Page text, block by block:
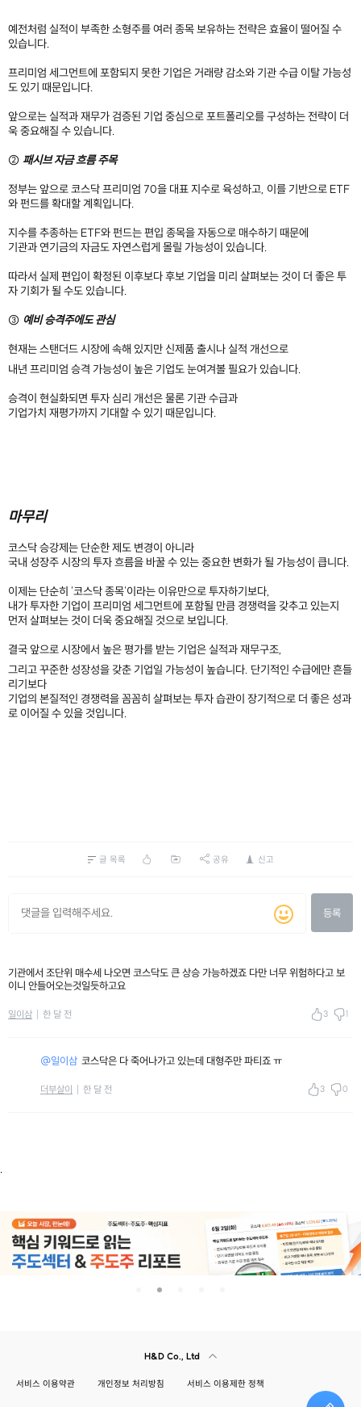
예전처럼 실적이 부족한 소형주를 여러 종목 보유하는 전략은 효율이 떨어질 수
있습니다.
프리미엄 세그먼트에 포함되지 못한 기업은 거래량 감소와 기관 수급 이탈 가능성
도 있기 때문입니다.
앞으로는 실적과 재무가 검증된 기업 중심으로 포트폴리오를 구성하는 전략이 더
욱 중요해질 수 있습니다.
② 패시브 자금 흐름 주목
정부는 앞으로 코스닥 프리미엄 70을 대표 지수로 육성하고, 이를 기반으로 ETF
와 펀드를 확대할 계획입니다.
지수를 추종하는 ETF와 펀드는 편입 종목을 자동으로 매수하기 때문에
기관과 연기금의 자금도 자연스럽게 몰릴 가능성이 있습니다.
따라서 실제 편입이 확정된 이후보다 후보 기업을 미리 살펴보는 것이 더 좋은 투
자 기회가 될 수도 있습니다.
③ 예비 승격주에도 관심
현재는 스탠더드 시장에 속해 있지만 신제품 출시나 실적 개선으로
내년 프리미엄 승격 가능성이 높은 기업도 눈여겨볼 필요가 있습니다.
승격이 현실화되면 투자 심리 개선은 물론 기관 수급과
기업가치 재평가까지 기대할 수 있기 때문입니다.
마무리
코스닥 승강제는 단순한 제도 변경이 아니라
국내 성장주 시장의 투자 흐름을 바꿀 수 있는 중요한 변화가 될 가능성이 큽니다.
이제는 단순히 '코스닥 종목'이라는 이유만으로 투자하기보다,
내가 투자한 기업이 프리미엄 세그먼트에 포함될 만큼 경쟁력을 갖추고 있는지
먼저 살펴보는 것이 더욱 중요해질 것으로 보입니다.
결국 앞으로 시장에서 높은 평가를 받는 기업은 실적과 재무구조,
그리고 꾸준한 성장성을 갖춘 기업일 가능성이 높습니다. 단기적인 수급에만 흔들
리기보다
기업의 본질적인 경쟁력을 꼼꼼히 살펴보는 투자 습관이 장기적으로 더 좋은 성과
로 이어질 수 있을 것입니다.
글 목록 공유 신고
등록
기관에서 조단위 매수세 나오면 코스닥도 큰 상승 가능하겠죠 다만 너무 위험하다고 보
이니 안들어오는것일듯하고요
일이삼 한 달 전 3 1
@일이삼 코스닥은 다 죽어나가고 있는데 대형주만 파티죠 ㅠ
더부살이 한 달 전 3 0
.
H&D Co., Ltd
서비스 이용약관 개인정보 처리방침 서비스 이용제한 정책